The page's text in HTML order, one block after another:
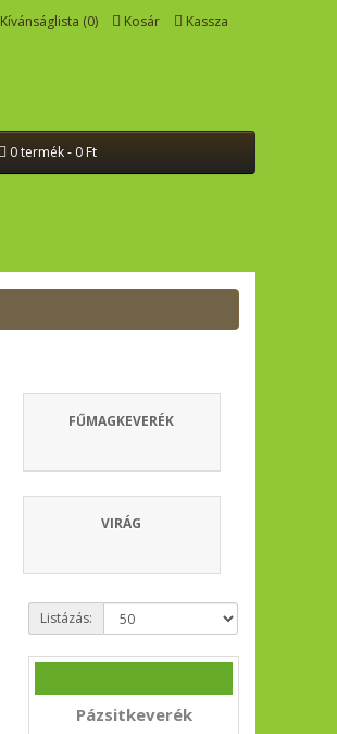
Kívánságlista (0) Kosár Kassza
0 termék - 0 Ft
FŰMAGKEVERÉK
VIRÁG
Listázás:
Pázsitkeverék